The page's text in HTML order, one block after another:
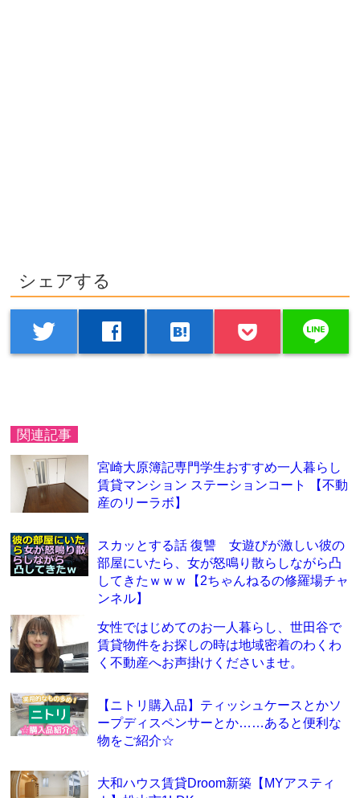
シェアする
twitter facebook hatenabookmark line
関連記事
宮崎大原簿記専門学生おすすめ一人暮らし
賃貸マンション ステーションコート 【不動
産のリーラボ】
スカッとする話 復讐 女遊びが激しい彼の
部屋にいたら、女が怒鳴り散らしながら凸
してきたｗｗｗ【2ちゃんねるの修羅場チャ
ンネル】
女性ではじめてのお一人暮らし、世田谷で
賃貸物件をお探しの時は地域密着のわくわ
く不動産へお声掛けくださいませ。
【ニトリ購入品】ティッシュケースとかソ
ープディスペンサーとか……あると便利な
物をご紹介☆
大和ハウス賃貸Droom新築【MYアスティ